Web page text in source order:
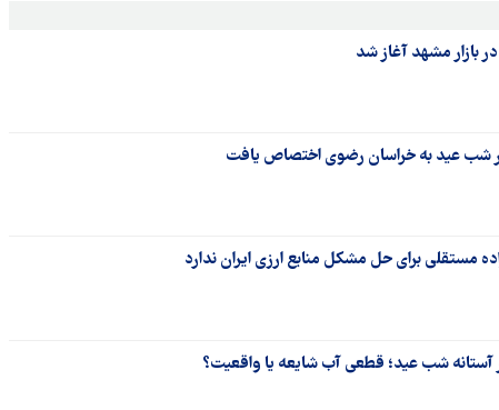
بازار مشهد آغاز شد
مستقلی برای حل مشکل منابع ارزی ایران ندارد
شب عید؛ قطعی آب شایعه یا واقعیت؟